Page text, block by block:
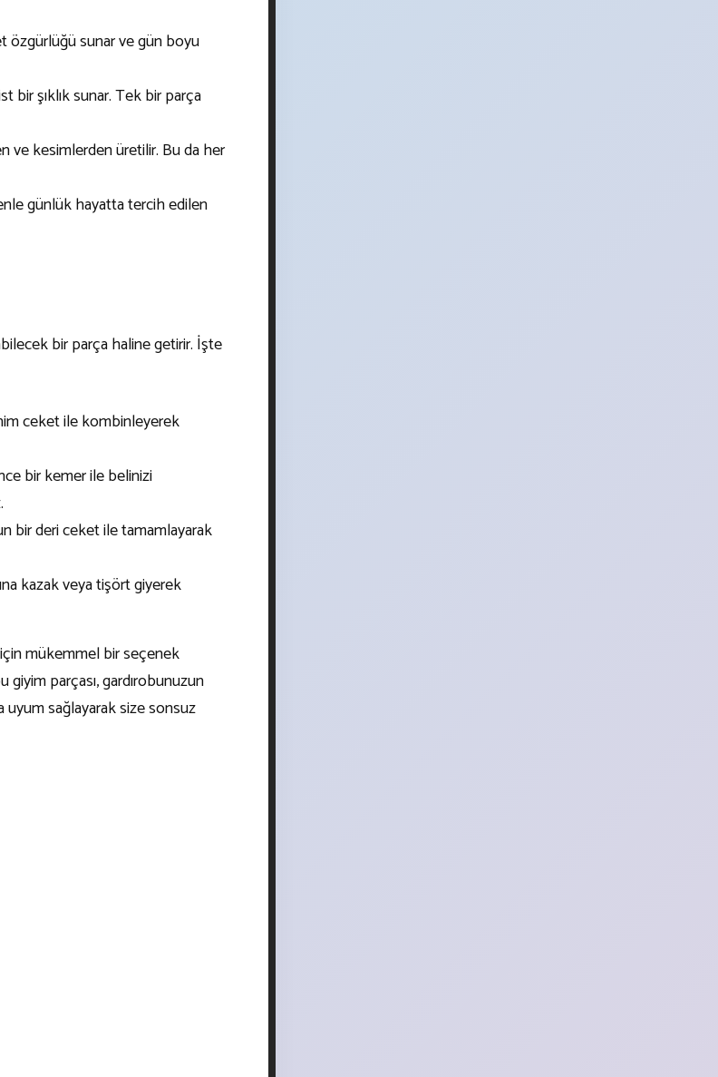
özgürlüğü sunar ve gün boyu
bir şıklık sunar. Tek bir parça
ve kesimlerden üretilir. Bu da her
günlük hayatta tercih edilen
bir parça haline getirir. İşte
ceket ile kombinleyerek
bir kemer ile belinizi
bir deri ceket ile tamamlayarak
kazak veya tişört giyerek
için mükemmel bir seçenek
parçası, gardırobunuzun
uyum sağlayarak size sonsuz